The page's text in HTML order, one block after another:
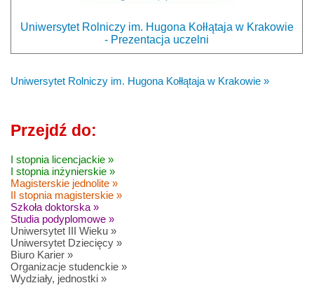
Uniwersytet Rolniczy im. Hugona Kołłątaja w Krakowie
- Prezentacja uczelni
Uniwersytet Rolniczy im. Hugona Kołłątaja w Krakowie »
Przejdź do:
I stopnia licencjackie »
I stopnia inżynierskie »
Magisterskie jednolite »
II stopnia magisterskie »
Szkoła doktorska »
Studia podyplomowe »
Uniwersytet III Wieku »
Uniwersytet Dziecięcy »
Biuro Karier »
Organizacje studenckie »
Wydziały, jednostki »